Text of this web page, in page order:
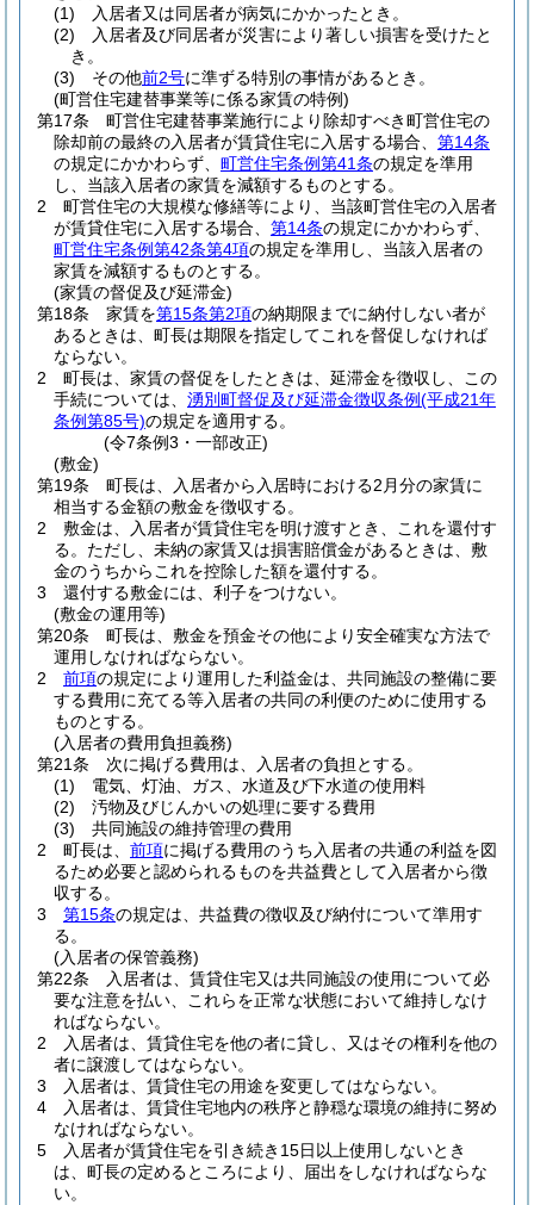
(1)
入居者又は同居者が病気にかかったとき。
(2)
入居者及び同居者が災害により著しい損害を受けたと
き。
(3)
その他前2号に準ずる特別の事情があるとき。
(町営住宅建替事業等に係る家賃の特例)
第17条
町営住宅建替事業施行により除却すべき町営住宅の
除却前の最終の入居者が賃貸住宅に入居する場合、 第14条
の規定にかかわらず、 町営住宅条例第41条の規定を準用
し、当該入居者の家賃を減額するものとする。
2
町営住宅の大規模な修繕等により、当該町営住宅の入居者
が賃貸住宅に入居する場合、 第14条の規定にかかわらず、
町営住宅条例第42条第4項の規定を準用し、当該入居者の
家賃を減額するものとする。
(家賃の督促及び延滞金)
第18条
家賃を第15条第2項の納期限までに納付しない者が
あるときは、町長は期限を指定してこれを督促しなければ
ならない。
2
町長は、家賃の督促をしたときは、延滞金を徴収し、この
手続については、 湧別町督促及び延滞金徴収条例(平成21年
条例第85号)の規定を適用する。
(令7条例3・一部改正)
(敷金)
第19条
町長は、入居者から入居時における2月分の家賃に
相当する金額の敷金を徴収する。
2
敷金は、入居者が賃貸住宅を明け渡すとき、これを還付す
る。 ただし、未納の家賃又は損害賠償金があるときは、敷
金のうちからこれを控除した額を還付する。
3
還付する敷金には、利子をつけない。
(敷金の運用等)
第20条
町長は、敷金を預金その他により安全確実な方法で
運用しなければならない。
2
前項の規定により運用した利益金は、共同施設の整備に要
する費用に充てる等入居者の共同の利便のために使用する
ものとする。
(入居者の費用負担義務)
第21条
次に掲げる費用は、入居者の負担とする。
(1)
電気、灯油、ガス、水道及び下水道の使用料
(2)
汚物及びじんかいの処理に要する費用
(3)
共同施設の維持管理の費用
2
町長は、 前項に掲げる費用のうち入居者の共通の利益を図
るため必要と認められるものを共益費として入居者から徴
収する。
3
第15条の規定は、共益費の徴収及び納付について準用す
る。
(入居者の保管義務)
第22条
入居者は、賃貸住宅又は共同施設の使用について必
要な注意を払い、これらを正常な状態において維持しなけ
ればならない。
2
入居者は、賃貸住宅を他の者に貸し、又はその権利を他の
者に譲渡してはならない。
3
入居者は、賃貸住宅の用途を変更してはならない。
4
入居者は、賃貸住宅地内の秩序と静穏な環境の維持に努め
なければならない。
5
入居者が賃貸住宅を引き続き15日以上使用しないとき
は、町長の定めるところにより、届出をしなければならな
い。